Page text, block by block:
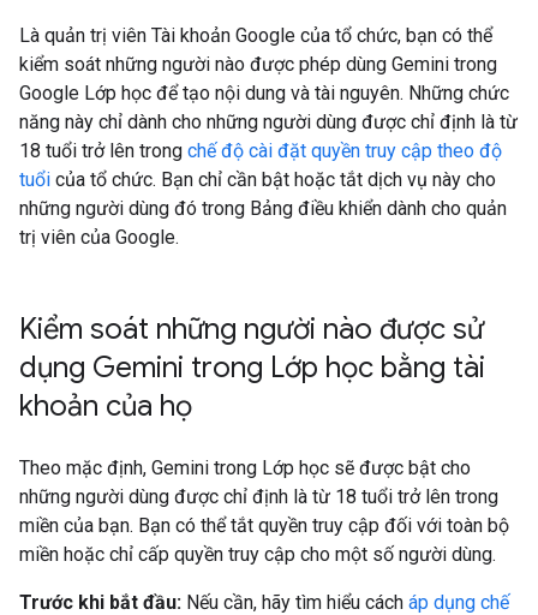
Là quản trị viên Tài khoản Google của tổ chức, bạn có thể
kiểm soát những người nào được phép dùng Gemini trong
Google Lớp học để tạo nội dung và tài nguyên. Những chức
năng này chỉ dành cho những người dùng được chỉ định là từ
18 tuổi trở lên trong chế độ cài đặt quyền truy cập theo độ
tuổi của tổ chức. Bạn chỉ cần bật hoặc tắt dịch vụ này cho
những người dùng đó trong Bảng điều khiển dành cho quản
trị viên của Google.
Kiểm soát những người nào được sử
dụng Gemini trong Lớp học bằng tài
khoản của họ
Theo mặc định, Gemini trong Lớp học sẽ được bật cho
những người dùng được chỉ định là từ 18 tuổi trở lên trong
miền của bạn. Bạn có thể tắt quyền truy cập đối với toàn bộ
miền hoặc chỉ cấp quyền truy cập cho một số người dùng.
Trước khi bắt đầu: Nếu cần, hãy tìm hiểu cách áp dụng chế